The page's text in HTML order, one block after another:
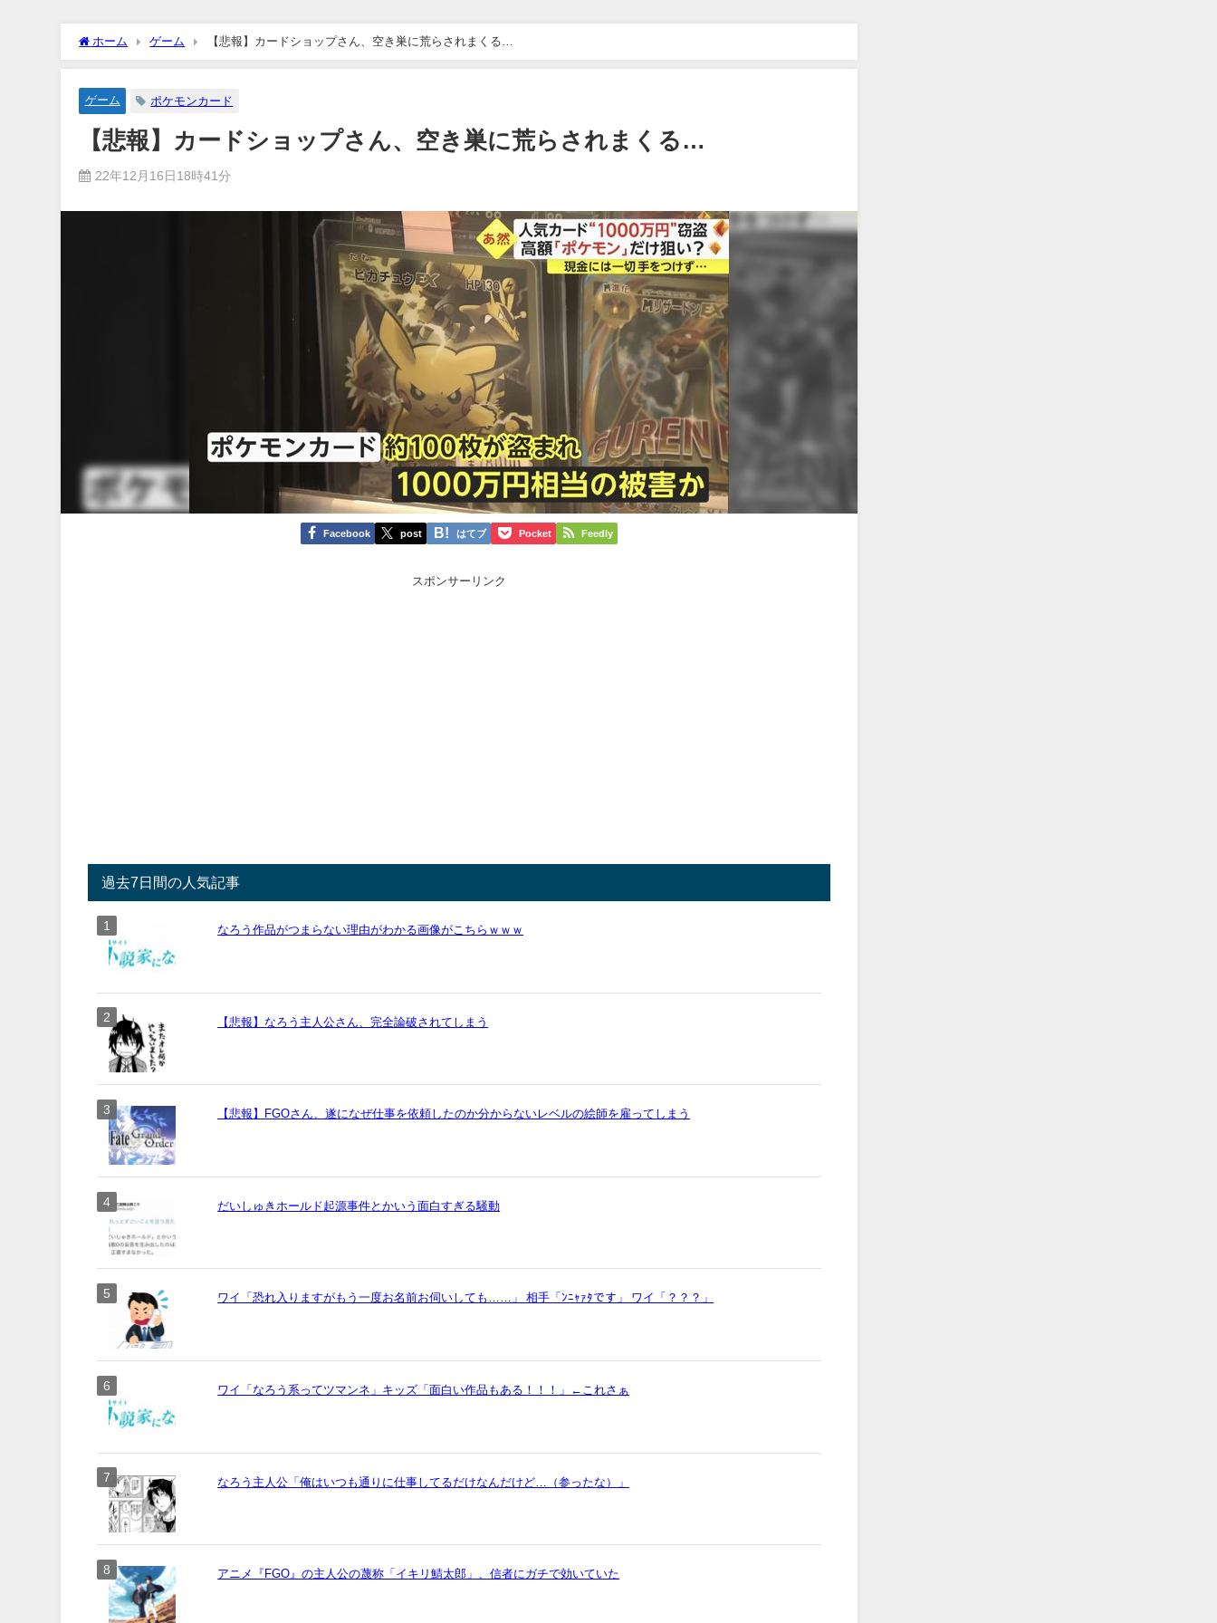
ホーム ゲーム 【悲報】カードショップさん、空き巣に荒らされまくる…
ゲーム ポケモンカード
【悲報】カードショップさん、空き巣に荒らされまくる…
22年12月16日18時41分
Facebook post はてブ Pocket Feedly
スポンサーリンク
過去7日間の人気記事
なろう作品がつまらない理由がわかる画像がこちらｗｗｗ
【悲報】なろう主人公さん、完全論破されてしまう
【悲報】FGOさん、遂になぜ仕事を依頼したのか分からないレベルの絵師を雇ってしまう
だいしゅきホールド起源事件とかいう面白すぎる騒動
ワイ「恐れ入りますがもう一度お名前お伺いしても……」 相手「ﾝﾆｬｧﾀです」 ワイ「？？？」
ワイ「なろう系ってツマンネ」キッズ「面白い作品もある！！！」←これさぁ
なろう主人公「俺はいつも通りに仕事してるだけなんだけど…（参ったな）」
アニメ『FGO』の主人公の蔑称「イキリ鯖太郎」、信者にガチで効いていた